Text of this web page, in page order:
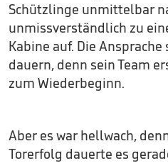
Schützlinge unmittelbar
unmissverständlich zu
Kabine auf. Die
dauern, denn sein Team
zum Wiederbeginn.
Aber es war hellwach,
Torerfolg dauerte es